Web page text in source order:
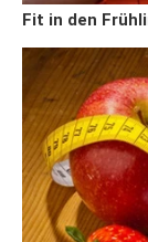
Fit in den